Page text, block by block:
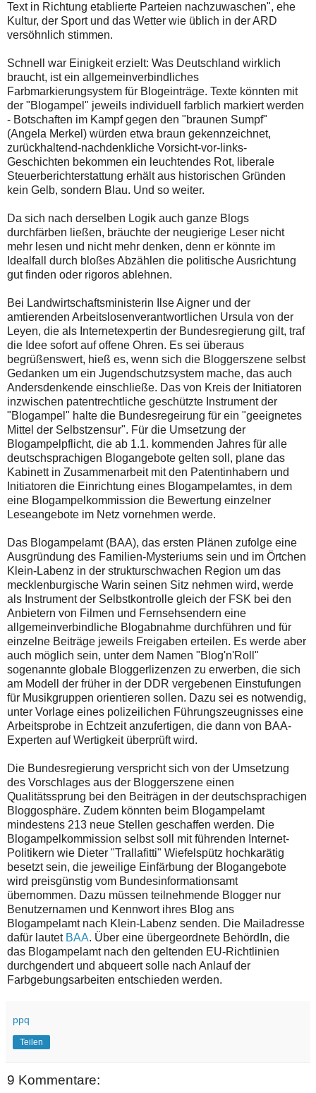
Text in Richtung etablierte Parteien nachzuwaschen", ehe
Kultur, der Sport und das Wetter wie üblich in der ARD
versöhnlich stimmen.
Schnell war Einigkeit erzielt: Was Deutschland wirklich
braucht, ist ein allgemeinverbindliches
Farbmarkierungsystem für Blogeinträge. Texte könnten mit
der "Blogampel" jeweils individuell farblich markiert werden
- Botschaften im Kampf gegen den "braunen Sumpf"
(Angela Merkel) würden etwa braun gekennzeichnet,
zurückhaltend-nachdenkliche Vorsicht-vor-links-
Geschichten bekommen ein leuchtendes Rot, liberale
Steuerberichterstattung erhält aus historischen Gründen
kein Gelb, sondern Blau. Und so weiter.
Da sich nach derselben Logik auch ganze Blogs
durchfärben ließen, bräuchte der neugierige Leser nicht
mehr lesen und nicht mehr denken, denn er könnte im
Idealfall durch bloßes Abzählen die politische Ausrichtung
gut finden oder rigoros ablehnen.
Bei Landwirtschaftsministerin Ilse Aigner und der
amtierenden Arbeitslosenverantwortlichen Ursula von der
Leyen, die als Internetexpertin der Bundesregierung gilt, traf
die Idee sofort auf offene Ohren. Es sei überaus
begrüßenswert, hieß es, wenn sich die Bloggerszene selbst
Gedanken um ein Jugendschutzsystem mache, das auch
Andersdenkende einschließe. Das von Kreis der Initiatoren
inzwischen patentrechtliche geschützte Instrument der
"Blogampel" halte die Bundesregeirung für ein "geeignetes
Mittel der Selbstzensur". Für die Umsetzung der
Blogampelpflicht, die ab 1.1. kommenden Jahres für alle
deutschsprachigen Blogangebote gelten soll, plane das
Kabinett in Zusammenarbeit mit den Patentinhabern und
Initiatoren die Einrichtung eines Blogampelamtes, in dem
eine Blogampelkommission die Bewertung einzelner
Leseangebote im Netz vornehmen werde.
Das Blogampelamt (BAA), das ersten Plänen zufolge eine
Ausgründung des Familien-Mysteriums sein und im Örtchen
Klein-Labenz in der strukturschwachen Region um das
mecklenburgische Warin seinen Sitz nehmen wird, werde
als Instrument der Selbstkontrolle gleich der FSK bei den
Anbietern von Filmen und Fernsehsendern eine
allgemeinverbindliche Blogabnahme durchführen und für
einzelne Beiträge jeweils Freigaben erteilen. Es werde aber
auch möglich sein, unter dem Namen "Blog'n'Roll"
sogenannte globale Bloggerlizenzen zu erwerben, die sich
am Modell der früher in der DDR vergebenen Einstufungen
für Musikgruppen orientieren sollen. Dazu sei es notwendig,
unter Vorlage eines polizeilichen Führungszeugnisses eine
Arbeitsprobe in Echtzeit anzufertigen, die dann von BAA-
Experten auf Wertigkeit überprüft wird.
Die Bundesregierung verspricht sich von der Umsetzung
des Vorschlages aus der Bloggerszene einen
Qualitätssprung bei den Beiträgen in der deutschsprachigen
Bloggosphäre. Zudem könnten beim Blogampelamt
mindestens 213 neue Stellen geschaffen werden. Die
Blogampelkommission selbst soll mit führenden Internet-
Politikern wie Dieter "Trallafitti" Wiefelspütz hochkarätig
besetzt sein, die jeweilige Einfärbung der Blogangebote
wird preisgünstig vom Bundesinformationsamt
übernommen. Dazu müssen teilnehmende Blogger nur
Benutzernamen und Kennwort ihres Blog ans
Blogampelamt nach Klein-Labenz senden. Die Mailadresse
dafür lautet BAA. Über eine übergeordnete BehördIn, die
das Blogampelamt nach den geltenden EU-Richtlinien
durchgendert und abqueert solle nach Anlauf der
Farbgebungsarbeiten entschieden werden.
ppq
Teilen
9 Kommentare: